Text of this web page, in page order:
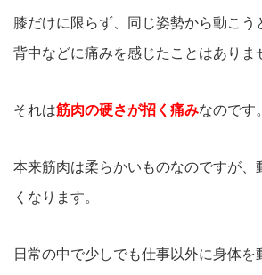
膝だけに限らず、同じ姿勢から動こう
背中などに痛みを感じたことはありま
それは筋肉の硬さが招く痛みなのです。
本来筋肉は柔らかいものなのですが、
くなります。
日常の中で少しでも仕事以外に身体